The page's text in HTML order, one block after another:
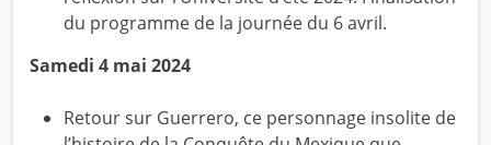
du programme de la journée du 6 avril.
Samedi 4 mai 2024
Retour sur Guerrero, ce personnage insolite de